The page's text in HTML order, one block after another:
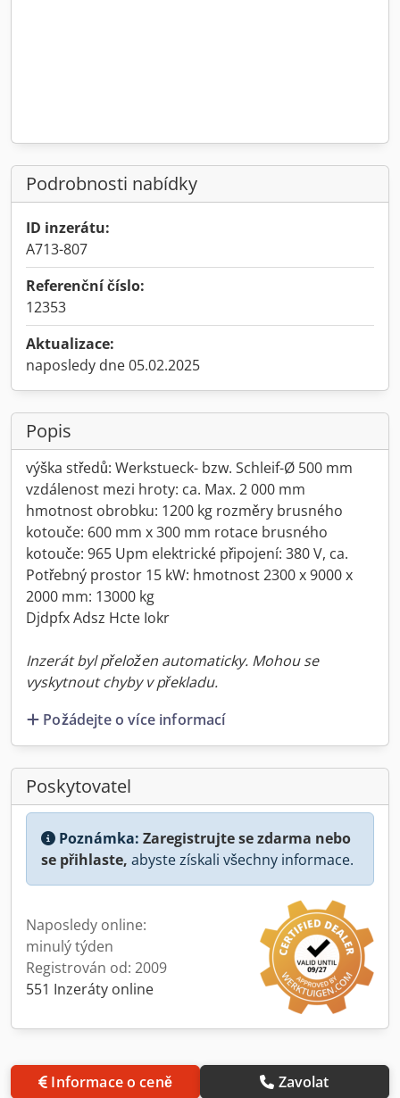
Podrobnosti nabídky
ID inzerátu:
A713-807
Referenční číslo:
12353
Aktualizace:
naposledy dne 05.02.2025
Popis
výška středů: Werkstueck- bzw. Schleif-Ø 500 mm
vzdálenost mezi hroty: ca. Max. 2 000 mm
hmotnost obrobku: 1200 kg rozměry brusného
kotouče: 600 mm x 300 mm rotace brusného
kotouče: 965 Upm elektrické připojení: 380 V, ca.
Potřebný prostor 15 kW: hmotnost 2300 x 9000 x
2000 mm: 13000 kg
Djdpfx Adsz Hcte Iokr
Inzerát byl přeložen automaticky. Mohou se
vyskytnout chyby v překladu.
Požádejte o více informací
Poskytovatel
Poznámka: Zaregistrujte se zdarma nebo
se přihlaste, abyste získali všechny informace.
Naposledy online:
minulý týden
Registrován od: 2009
551 Inzeráty online
Informace o ceně Zavolat